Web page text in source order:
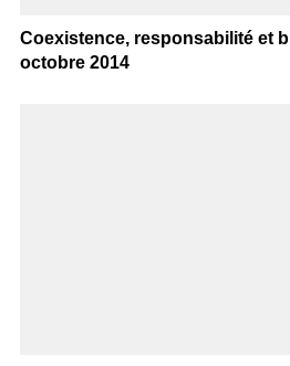
Coexistence, responsabilité et
octobre 2014